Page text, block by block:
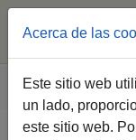
Saltar al contenido
Estás aquí:
Jerez.es Ciudad
Acerca de las
Este sitio web
un lado,
este sitio web.